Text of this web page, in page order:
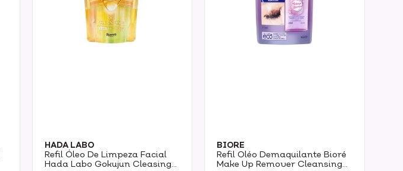
HADA LABO
Refil Óleo De Limpeza Facial
Hada Labo Gokujun Cleasing
BIORE
Refil Oléo Demaquilante Bioré
Make Up Remover Cleansing